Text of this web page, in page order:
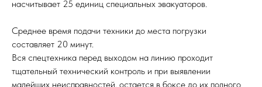
насчитывает 25 единиц специальных эвакуаторов.
Среднее время подачи техники до места погрузки
составляет 20 минут.
Вся спецтехника перед выходом на линию проходит
тщательный технический контроль и при выявлении
малейших неисправностей, остается в боксе до их полного